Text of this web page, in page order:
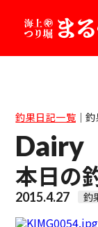
釣果日記一覧｜
Dairy
本日の
2015.4.27 釣